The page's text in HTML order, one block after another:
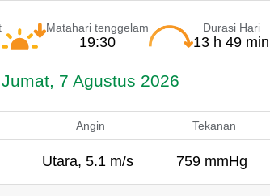
Matahari tenggelam
19:30
Durasi Hari
13 h 49 min
Jumat, 7 Agustus 2026
Angin Tekanan
Utara, 5.1 m/s 759 mmHg